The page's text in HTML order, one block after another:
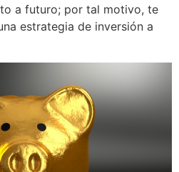
a futuro; por tal motivo, te
estrategia de inversión a